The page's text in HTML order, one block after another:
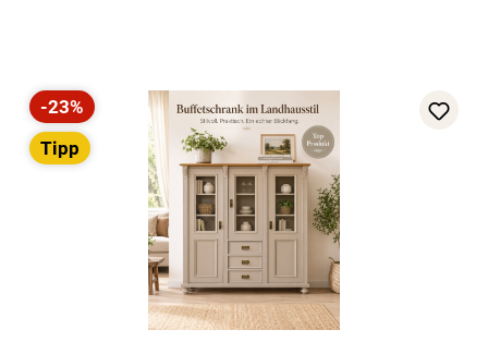
Rabatt
-23%
Tipp